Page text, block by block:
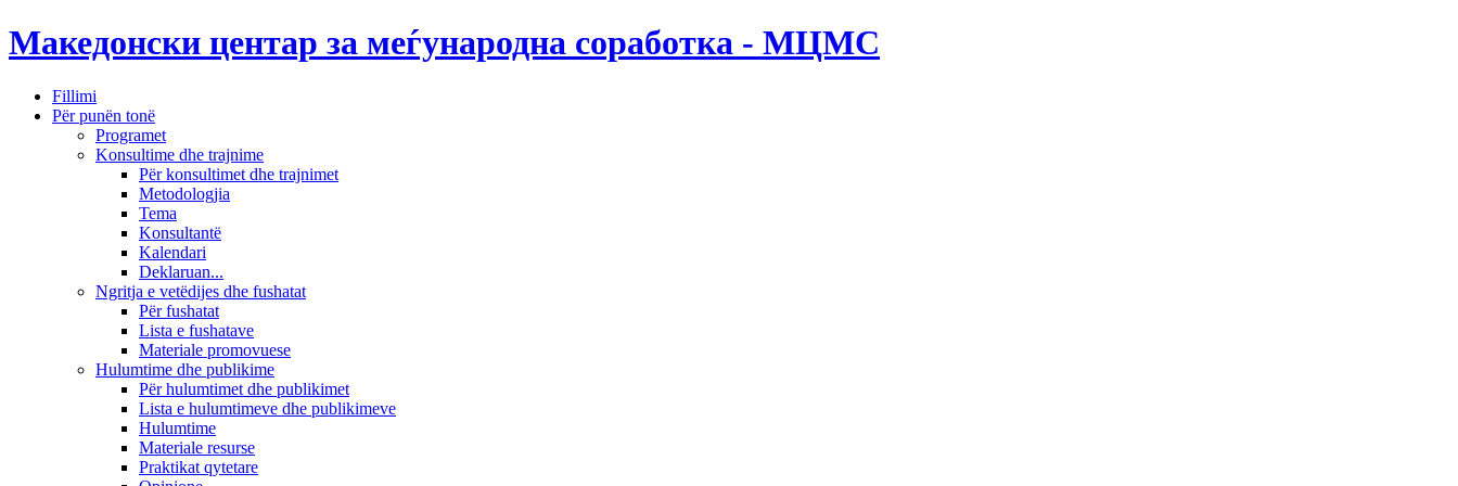
Македонски центар за меѓународна соработка - МЦМС
Fillimi
Për punën tonë
Programet
Konsultime dhe trajnime
Për konsultimet dhe trajnimet
Metodologjia
Tema
Konsultantë
Kalendari
Deklaruan...
Ngritja e vetëdijes dhe fushatat
Për fushatat
Lista e fushatave
Materiale promovuese
Hulumtime dhe publikime
Për hulumtimet dhe publikimet
Lista e hulumtimeve dhe publikimeve
Hulumtime
Materiale resurse
Praktikat qytetare